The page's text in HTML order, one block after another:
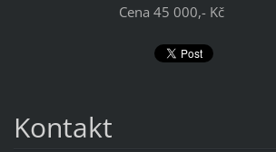
Cena 45 000,- Kč
Kontakt